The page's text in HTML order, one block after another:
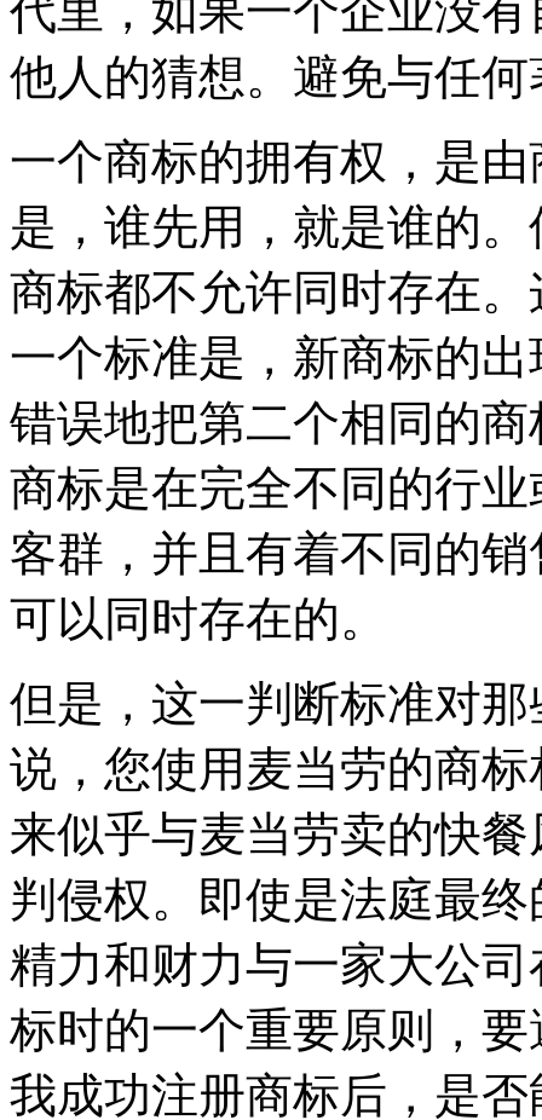
代里，如果一个企业没
他人的猜想。避免与任
一个商标的拥有权，是
是，谁先用，就是谁的
商标都不允许同时存在
一个标准是，新商标的
错误地把第二个相同的
商标是在完全不同的行
客群，并且有着不同的
可以同时存在的。
但是，这一判断标准对
说，您使用麦当劳的商
来似乎与麦当劳卖的快
判侵权。即使是法庭最
精力和财力与一家大公
标时的一个重要原则，
我成功注册商标后，是